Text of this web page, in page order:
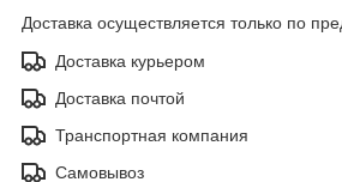
Доставка осуществляется только по
Доставка курьером
Доставка почтой
Транспортная компания
Самовывоз